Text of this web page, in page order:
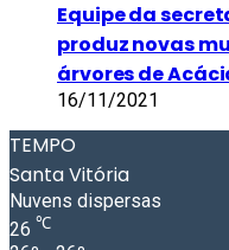
Equipe da
produz novas
árvores de
16/11/2021
TEMPO
Santa Vitória
Nuvens dispersas
26 ℃